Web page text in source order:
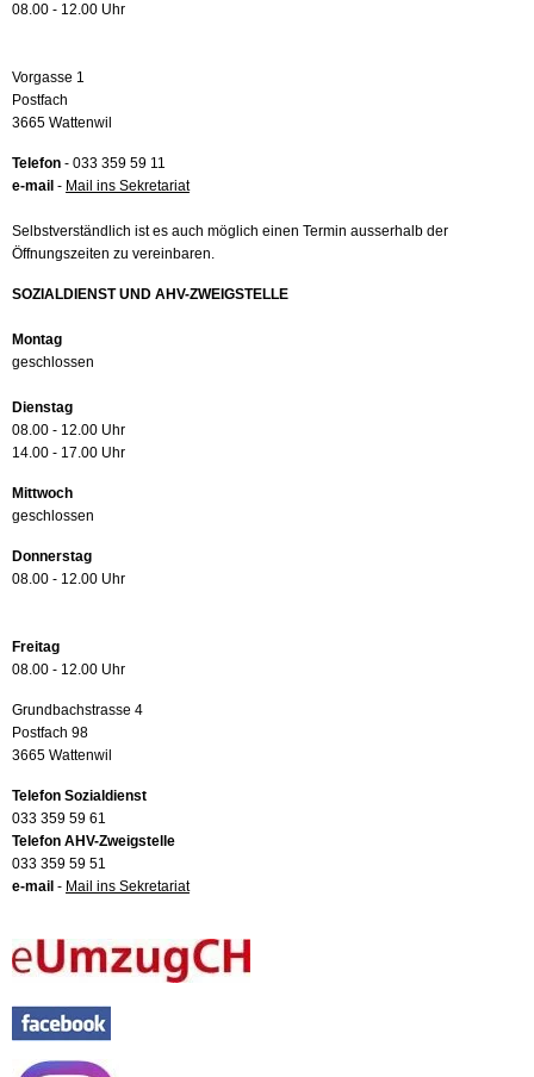
08.00 - 12.00 Uhr
Vorgasse 1
Postfach
3665 Wattenwil
Telefon - 033 359 59 11
e-mail - Mail ins Sekretariat
Selbstverständlich ist es auch möglich einen Termin ausserhalb der
Öffnungszeiten zu vereinbaren.
SOZIALDIENST UND AHV-ZWEIGSTELLE
Montag
geschlossen
Dienstag
08.00 - 12.00 Uhr
14.00 - 17.00 Uhr
Mittwoch
geschlossen
Donnerstag
08.00 - 12.00 Uhr
Freitag
08.00 - 12.00 Uhr
Grundbachstrasse 4
Postfach 98
3665 Wattenwil
Telefon Sozialdienst
033 359 59 61
Telefon AHV-Zweigstelle
033 359 59 51
e-mail - Mail ins Sekretariat